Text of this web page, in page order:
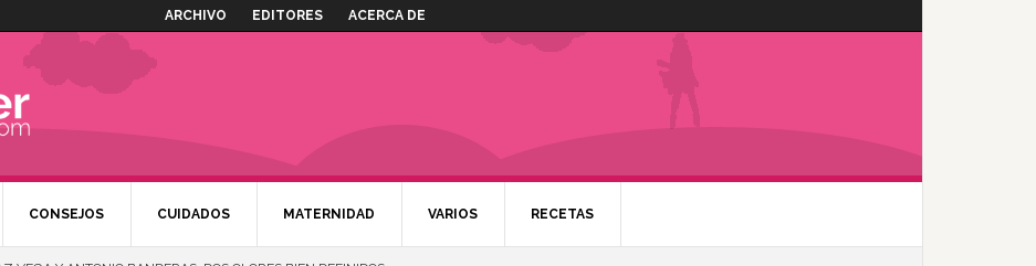
ARCHIVO EDITORES ACERCA DE
CONSEJOS CUIDADOS MATERNIDAD VARIOS RECETAS